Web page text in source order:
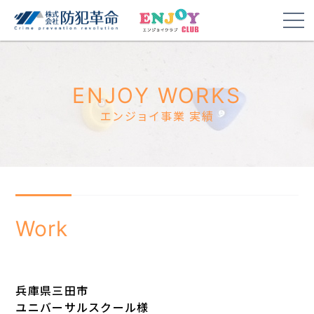
ENJOY WORKS
エンジョイ事業 実績
Work
兵庫県三田市
ユニバーサルスクール様